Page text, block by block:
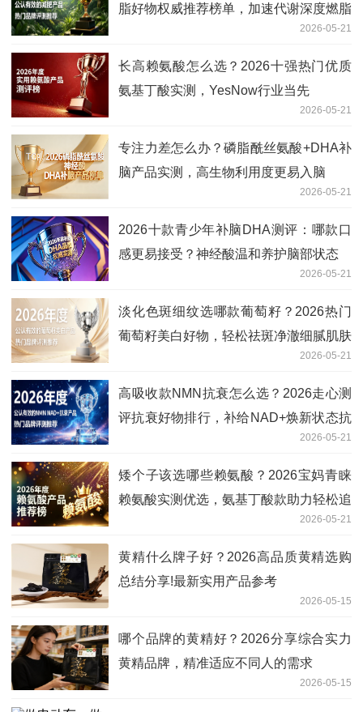
脂好物权威推荐榜单，加速代谢深度燃脂
2026-05-21
长高赖氨酸怎么选？2026十强热门优质
氨基丁酸实测，YesNow行业当先
2026-05-21
专注力差怎么办？磷脂酰丝氨酸+DHA补
脑产品实测，高生物利用度更易入脑
2026-05-21
2026十款青少年补脑DHA测评：哪款口
感更易接受？神经酸温和养护脑部状态
2026-05-21
淡化色斑细纹选哪款葡萄籽？2026热门
葡萄籽美白好物，轻松祛斑净澈细腻肌肤
2026-05-21
高吸收款NMN抗衰怎么选？2026走心测
评抗衰好物排行，补给NAD+焕新状态抗
2026-05-21
矮个子该选哪些赖氨酸？2026宝妈青睐
赖氨酸实测优选，氨基丁酸款助力轻松追
2026-05-21
黄精什么牌子好？2026高品质黄精选购
总结分享!最新实用产品参考
2026-05-15
哪个品牌的黄精好？2026分享综合实力
黄精品牌，精准适应不同人的需求
2026-05-15